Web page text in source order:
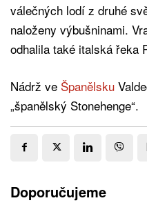
válečných lodí z druhé
naloženy výbušninami.
odhalila také italská řeka
Nádrž ve Španělsku
„španělský Stonehenge“.
Doporučujeme